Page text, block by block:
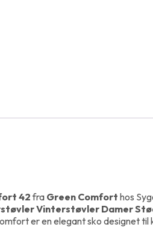
42fra Green Comfort hos
Vinterstøvler Damer
er en elegant sko designet